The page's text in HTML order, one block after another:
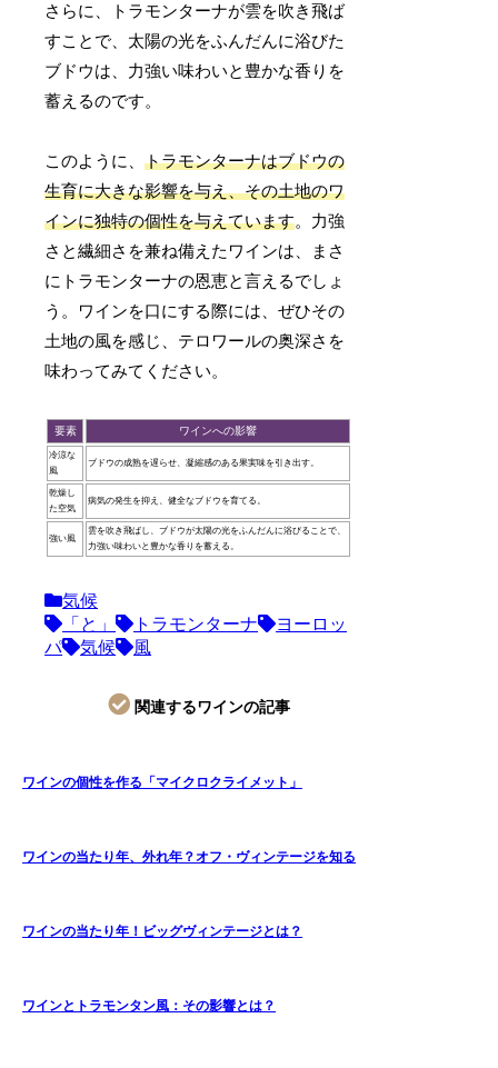
さらに、トラモンターナが雲を吹き飛ば
すことで、太陽の光をふんだんに浴びた
ブドウは、力強い味わいと豊かな香りを
蓄えるのです。
このように、トラモンターナはブドウの
生育に大きな影響を与え、その土地のワ
インに独特の個性を与えています。力強
さと繊細さを兼ね備えたワインは、まさ
にトラモンターナの恩恵と言えるでしょ
う。ワインを口にする際には、ぜひその
土地の風を感じ、テロワールの奥深さを
味わってみてください。
要素 ワインへの影響
冷涼な
風
ブドウの成熟を遅らせ、凝縮感のある果実味を引き出す。
乾燥し
た空気
病気の発生を抑え、健全なブドウを育てる。
強い風
雲を吹き飛ばし、ブドウが太陽の光をふんだんに浴びることで、
力強い味わいと豊かな香りを蓄える。
気候
「と」
トラモンターナ
ヨーロッ
パ
気候 風
関連するワインの記事
ワインの個性を作る「マイクロクライメット」
ワインの当たり年、外れ年？オフ・ヴィンテージを知る
ワインの当たり年！ビッグヴィンテージとは？
ワインとトラモンタン風：その影響とは？